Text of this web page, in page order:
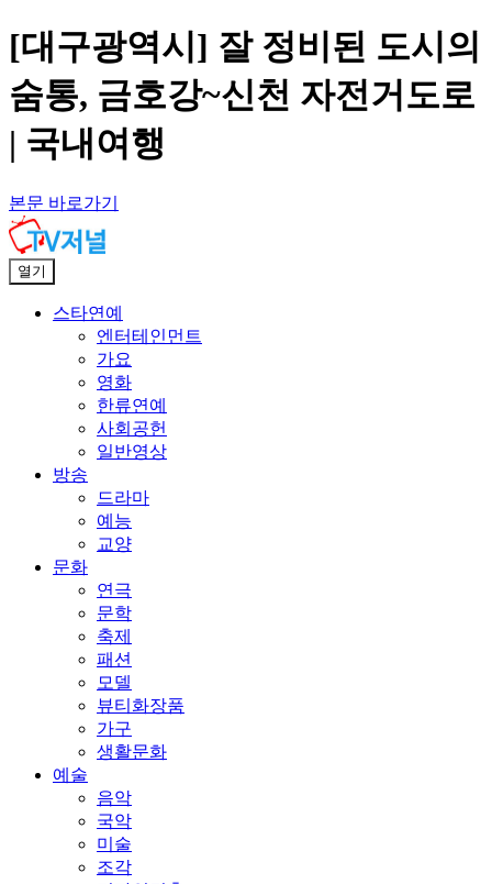
[대구광역시] 잘 정비된 도시의
숨통, 금호강~신천 자전거도로
| 국내여행
본문 바로가기
열기
스타연예
엔터테인먼트
가요
영화
한류연예
사회공헌
일반영상
방송
드라마
예능
교양
문화
연극
문학
축제
패션
모델
뷰티화장품
가구
생활문화
예술
음악
국악
미술
조각